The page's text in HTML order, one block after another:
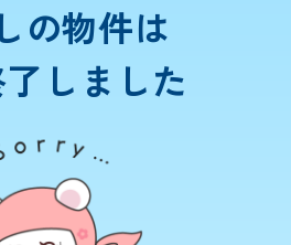
の物件は
しました